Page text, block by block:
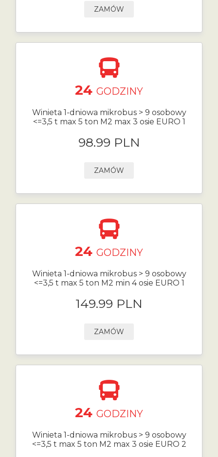
ZAMÓW
24 GODZINY
Winieta 1-dniowa mikrobus > 9 osobowy
<=3,5 t max 5 ton M2 max 3 osie EURO 1
98.99 PLN
ZAMÓW
24 GODZINY
Winieta 1-dniowa mikrobus > 9 osobowy
<=3,5 t max 5 ton M2 min 4 osie EURO 1
149.99 PLN
ZAMÓW
24 GODZINY
Winieta 1-dniowa mikrobus > 9 osobowy
<=3,5 t max 5 ton M2 max 3 osie EURO 2